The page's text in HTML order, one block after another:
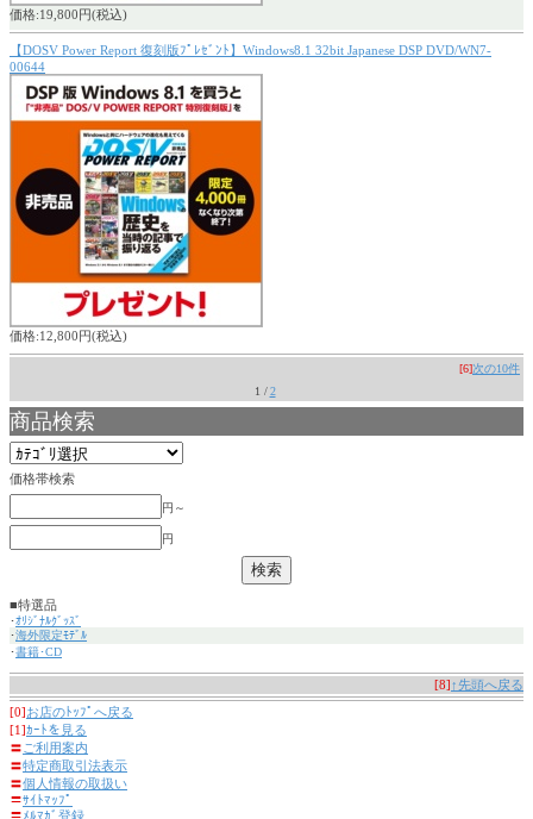
価格:19,800円(税込)
【DOSV Power Report 復刻版ﾌﾟﾚｾﾞﾝﾄ】Windows8.1 32bit Japanese DSP DVD/WN7-
00644
価格:12,800円(税込)
[6]次の10件
1 / 2
商品検索
価格帯検索
円～
円
■特選品
･ｵﾘｼﾞﾅﾙｸﾞｯｽﾞ
･海外限定ﾓﾃﾞﾙ
･書籍･CD
[8]↑先頭へ戻る
[0]お店のﾄｯﾌﾟへ戻る
[1]ｶｰﾄを見る
〓 ご利用案内
〓特定商取引法表示
〓個人情報の取扱い
〓ｻｲﾄﾏｯﾌﾟ
〓ﾒﾙﾏｶﾞ登録